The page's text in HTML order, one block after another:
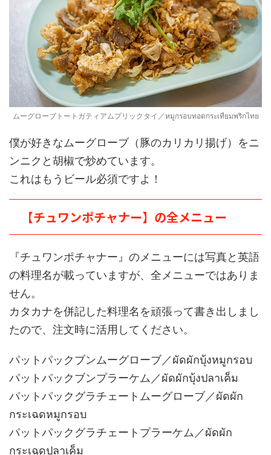
ムーグローブトートガティアムプリックタイ／หมูกรอบทอดกระเทียมพริกไทย
僕が好きなムーグローブ（豚のカリカリ揚げ）をニ
ンニクと胡椒で炒めています。
これはもうビール必須ですよ！
【チュワンポチャナー】の全メニュー
『チュワンポチャナー』のメニューには写真と英語
の料理名が載っていますが、全メニューではありま
せん。
カタカナを併記した料理名を頑張って書き出しまし
たので、注文時に活用してください。
パットパックブンムーグローブ／ผัดผักบุ้งหมูกรอบ
パットパックブンプラーケム／ผัดผักบุ้งปลาเค็ม
パットパックグラチェートムーグローブ／ผัดผัก
กระเฉดหมูกรอบ
パットパックグラチェートプラーケム／ผัดผัก
กระเฉดปลาเค็ม